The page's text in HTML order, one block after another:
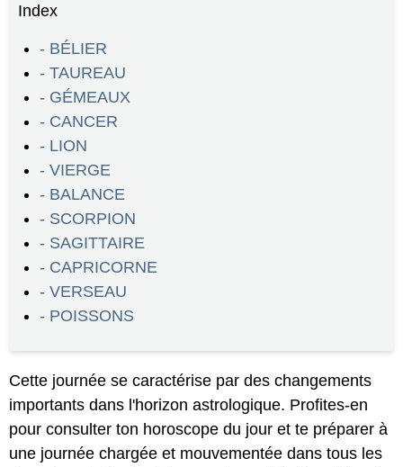
Index
- BÉLIER
- TAUREAU
- GÉMEAUX
- CANCER
- LION
- VIERGE
- BALANCE
- SCORPION
- SAGITTAIRE
- CAPRICORNE
- VERSEAU
- POISSONS
Cette journée se caractérise par des changements
importants dans l'horizon astrologique. Profites-en
pour consulter ton horoscope du jour et te préparer à
une journée chargée et mouvementée dans tous les